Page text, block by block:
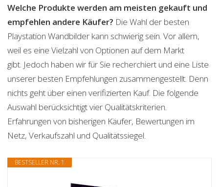
Welche Produkte werden am meisten gekauft und
empfehlen andere Käufer? Die Wahl der besten
Playstation Wandbilder kann schwierig sein. Vor allem,
weil es eine Vielzahl von Optionen auf dem Markt
gibt. Jedoch haben wir für Sie recherchiert und eine Liste
unserer besten Empfehlungen zusammengestellt. Denn
nichts geht über einen verifizierten Kauf. Die folgende
Auswahl berücksichtigt vier Qualitätskriterien.
Erfahrungen von bisherigen Käufer, Bewertungen im
Netz, Verkaufszahl und Qualitätssiegel.
BESTSELLER NR. 1